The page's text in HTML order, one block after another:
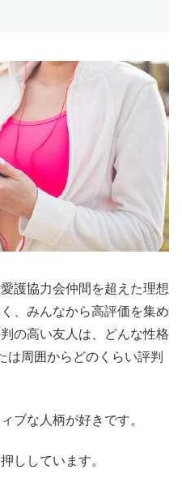
護協力会仲間を超えた理想
、みんなから高評価を集め
の高い友人は、どんな性格
は周囲からどのくらい評判
ブな人柄が好きです。
ししています。